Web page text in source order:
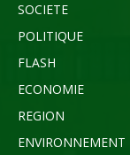
SOCIETE
POLITIQUE
FLASH
ECONOMIE
REGION
ENVIRONNEMENT